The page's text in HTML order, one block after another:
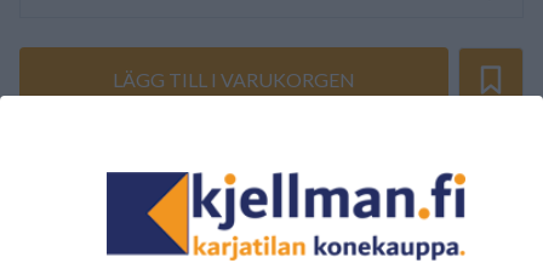
LÄGG TILL I VARUKORGEN
(0/5) Totalt 0 Recensioner